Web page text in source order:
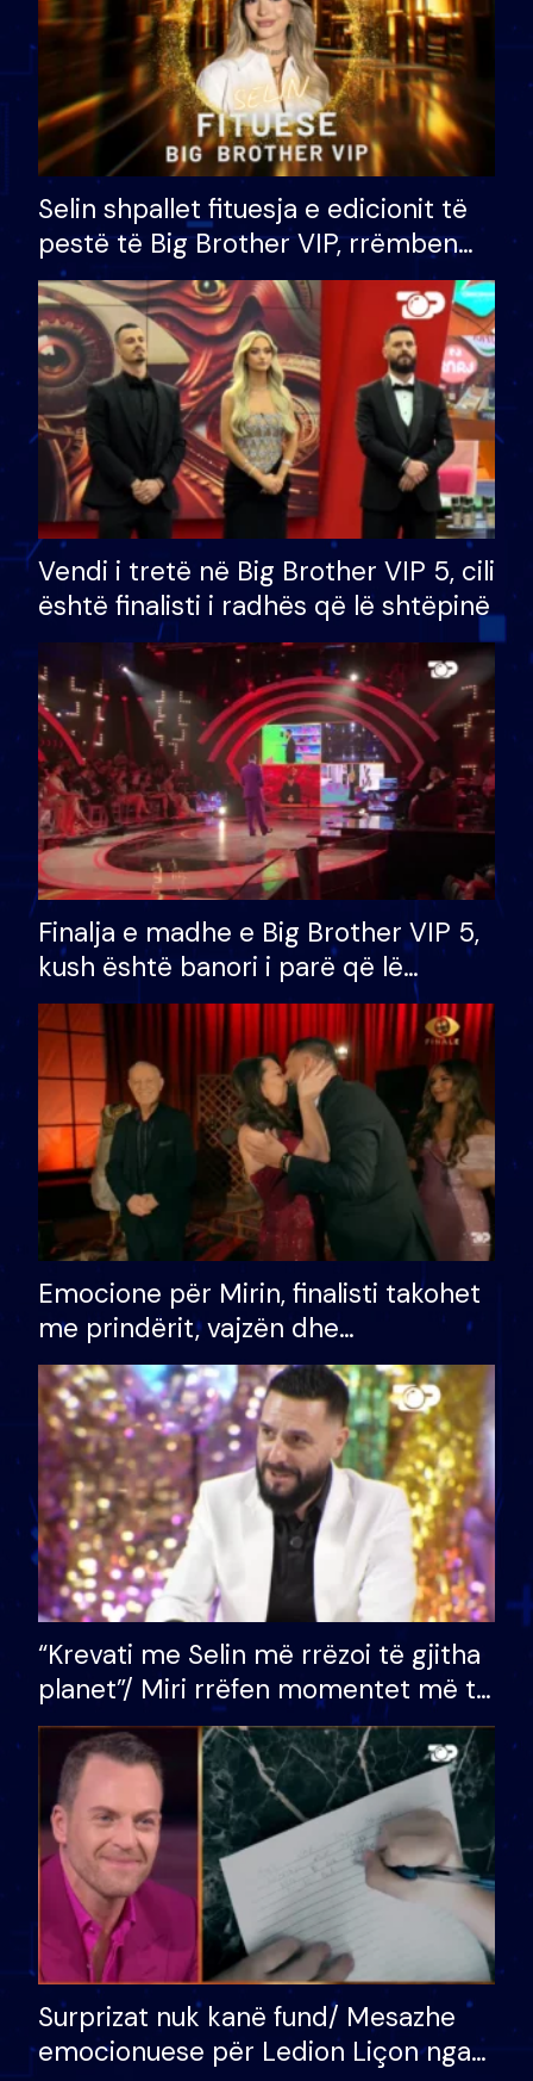
Selin shpallet fituesja e edicionit të
pestë të Big Brother VIP, rrëmben
çmimin e madh prej 100 mijë eurosh
Vendi i tretë në Big Brother VIP 5, cili
është finalisti i radhës që lë shtëpinë
Finalja e madhe e Big Brother VIP 5,
kush është banori i parë që lë
shtëpinë dhe humb mundësinë për
të fituar çmimin e madh
Emocione për Mirin, finalisti takohet
me prindërit, vajzën dhe
bashkëshorten: S’kemi ndonjë letër
divorci apo jo?
“Krevati me Selin më rrëzoi të gjitha
planet”/ Miri rrëfen momentet më të
bukura në shtëpinë e BB VIP: Do më
mungojë zilja e mëngjesit kur…
Surprizat nuk kanë fund/ Mesazhe
emocionuese për Ledion Liçon nga